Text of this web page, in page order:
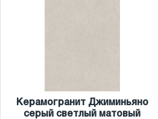
Керамогранит Джиминьяно
серый светлый матовый